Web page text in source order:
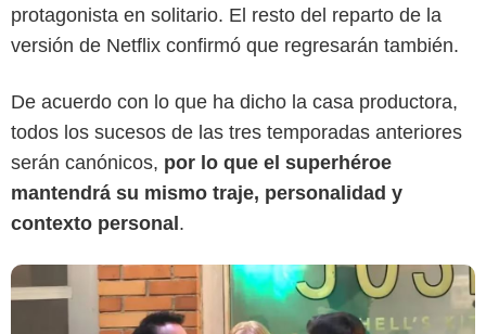
protagonista en solitario. El resto del reparto de la
versión de Netflix confirmó que regresarán también.
De acuerdo con lo que ha dicho la casa productora,
todos los sucesos de las tres temporadas anteriores
serán canónicos, por lo que el superhéroe
mantendrá su mismo traje, personalidad y
contexto personal .